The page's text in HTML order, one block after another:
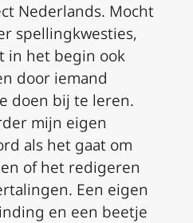
Nederlands. Mocht
spellingkwesties,
in het begin ook
door iemand
doen bij te leren.
mijn eigen
als het gaat om
of het redigeren
Een eigen
en een beetje